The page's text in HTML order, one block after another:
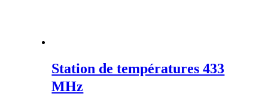
Station de températures 433
MHz